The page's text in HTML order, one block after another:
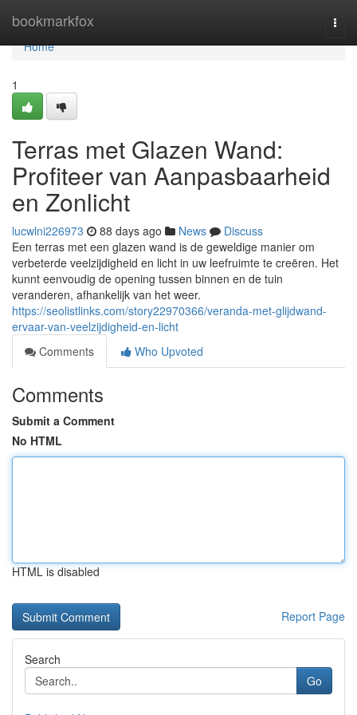
bookmarkfox
Home
Home
1
Terras met Glazen Wand:
Profiteer van Aanpasbaarheid
en Zonlicht
lucwlni226973 88 days ago News
Discuss
Een terras met een glazen wand is de geweldige manier om
verbeterde veelzijdigheid en licht in uw leefruimte te creëren. Het
kunnt eenvoudig de opening tussen binnen en de tuin
veranderen, afhankelijk van het weer.
https://seolistlinks.com/story22970366/veranda-met-glijdwand-
ervaar-van-veelzijdigheid-en-licht
Comments
Who Upvoted
Comments
Submit a Comment
No HTML
HTML is disabled
Report Page
Search
Go